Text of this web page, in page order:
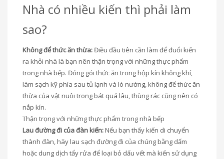
Nhà có nhiều kiến thì phải làm
sao?
Không để thức ăn thừa:Điều đầu tiên cần làm để đuổi kiến
ra khỏi nhà là bạn nên thận trọng với những thực phẩm
trong nhà bếp. Đóng gói thức ăn trong hộp kín không khí,
làm sạch kỹ phía sau tủ lạnh và lò nướng, không để thức ăn
thừa của vật nuôi trong bát quá lâu, thùng rác cũng nên có
nắp kín.
Thận trọng với những thực phẩm trong nhà bếp
Lau đường đi của đàn kiến:Nếu bạn thấy kiến di chuyển
thành đàn, hãy lau sạch đường đi của chúng bằng dấm
hoặc dung dịch tẩy rửa để loại bỏ dấu vết mà kiến sử dụng